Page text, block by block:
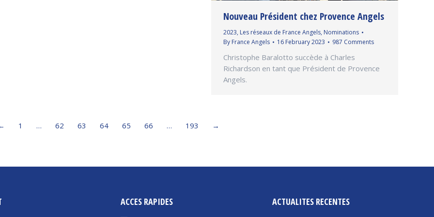
Nouveau Président chez Provence Angels
2023, Les réseaux de France Angels, Nominations
By France Angels 16 February 2023 987 Comments
Christophe Baralotto succède à Charles
Richardson en tant que Président de Provence
Angels.
1 … 62 63 64 65 66 … 193 →
ACCES RAPIDES ACTUALITES RECENTES